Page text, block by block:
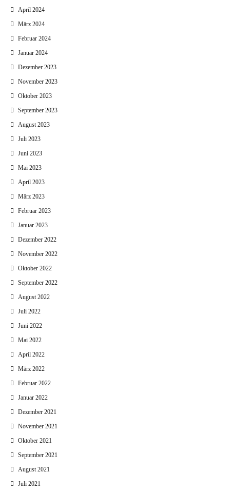
April 2024
März 2024
Februar 2024
Januar 2024
Dezember 2023
November 2023
Oktober 2023
September 2023
August 2023
Juli 2023
Juni 2023
Mai 2023
April 2023
März 2023
Februar 2023
Januar 2023
Dezember 2022
November 2022
Oktober 2022
September 2022
August 2022
Juli 2022
Juni 2022
Mai 2022
April 2022
März 2022
Februar 2022
Januar 2022
Dezember 2021
November 2021
Oktober 2021
September 2021
August 2021
Juli 2021